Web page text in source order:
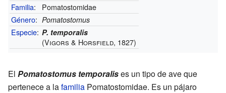
Familia:
Pomatostomidae
Género: Pomatostomus
Especie: P. temporalis
(Vigors & Horsfield, 1827)
El Pomatostomus temporalises un tipo de ave que
pertenece a lafamilia Pomatostomidae. Es un pájaro